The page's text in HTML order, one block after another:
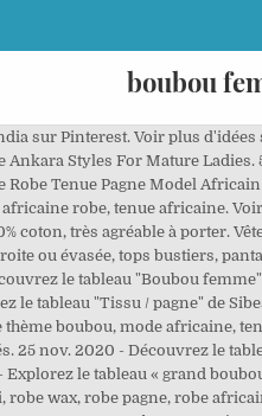
boubou
sur Pinterest. Voir plus
Styles For Mature
Tenue Pagne Model
robe, tenue africaine.
coton, très agréable à porter.
ou évasée, tops bustiers,
le tableau "Boubou
le tableau "Tissu / pagne" de
boubou, mode africaine,
25 nov. 2020 - Découvrez le
le tableau « grand
wax, robe pagne, robe